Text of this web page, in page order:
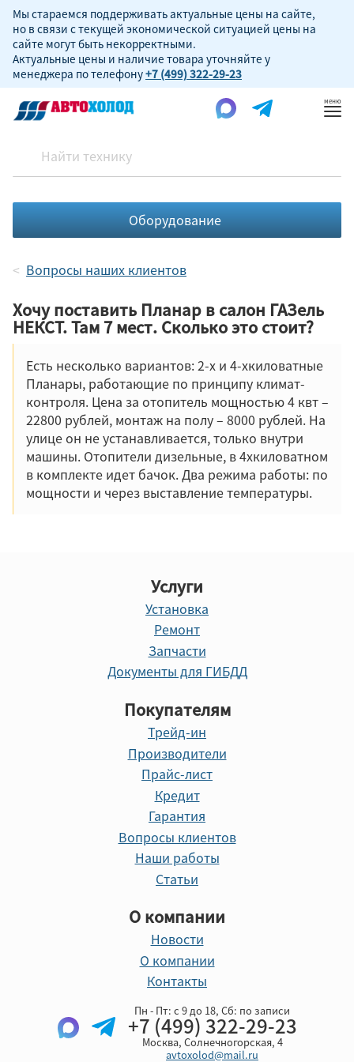
Мы стараемся поддерживать актуальные цены на сайте,
но в связи с текущей экономической ситуацией цены на
сайте могут быть некорректными.
Актуальные цены и наличие товара уточняйте у
менеджера по телефону+7 (499) 322-29-23
Оборудование
Вопросы наших клиентов
Хочу поставить Планар в салон ГАЗель
НЕКСТ. Там 7 мест. Сколько это стоит?
Есть несколько вариантов: 2-х и 4-хкиловатные
Планары, работающие по принципу климат-
контроля. Цена за отопитель мощностью 4 квт –
22800 рублей, монтаж на полу – 8000 рублей. На
улице он не устанавливается, только внутри
машины. Отопители дизельные, в 4хкиловатном
в комплекте идет бачок. Два режима работы: по
мощности и через выставление температуры.
Услуги
Установка
Ремонт
Запчасти
Документы для ГИБДД
Покупателям
Трейд-ин
Производители
Прайс-лист
Кредит
Гарантия
Вопросы клиентов
Наши работы
Статьи
О компании
Новости
О компании
Контакты
Пн - Пт: с 9 до 18, Cб: по записи
+7 (499) 322-29-23
Москва, Солнечногорская, 4
avtoxolod@mail.ru